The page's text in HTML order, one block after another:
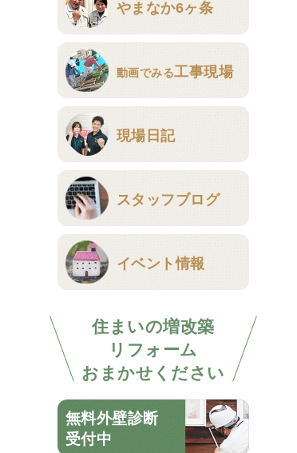
やまなか6ヶ条
動画でみる工事現場
現場日記
スタッフブログ
イベント情報
住まいの増改築
リフォーム
おまかせください
無料外壁診断
受付中